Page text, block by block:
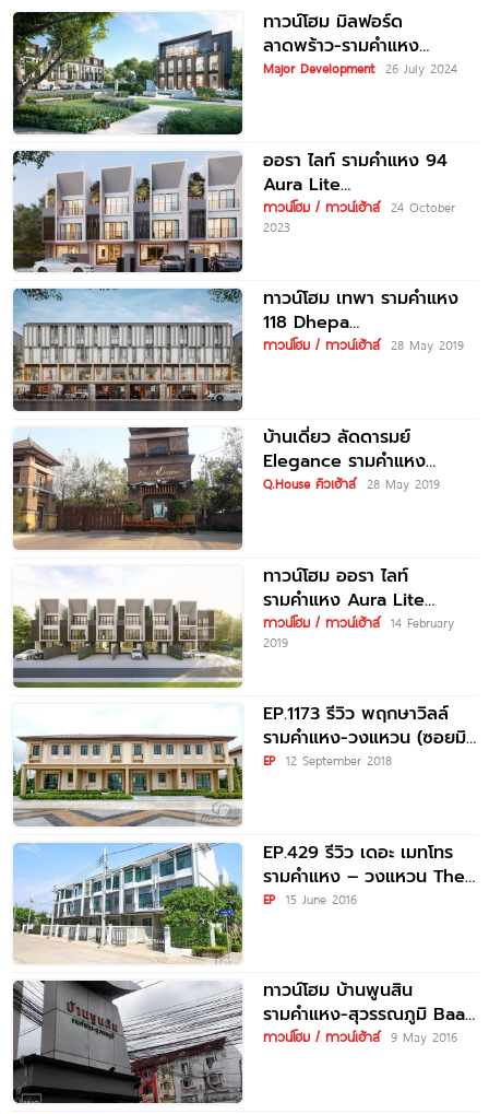
ทาวน์โฮม มิลฟอร์ด
ลาดพร้าว-รามคำแหง
MILDFORD Ladprao-
Major Development 26 July 2024
ออรา ไลท์ รามคำแหง 94
Aura Lite
Ramkhamhaeng 94 ทาวน์
โฮมสไตล์โมเดิร์น ใกล้รถไฟฟ้า
ทาวน์โฮม / ทาวน์เฮ้าส์ 24 October
2023
ทาวน์โฮม เทพา รามคำแหง
118 Dhepa
Ramkhamhaeng 118
ทาวน์โฮม / ทาวน์เฮ้าส์ 28 May 2019
บ้านเดี่ยว ลัดดารมย์
Elegance รามคำแหง
Laddarom Elegance
Q.House คิวเฮ้าส์ 28 May 2019
ทาวน์โฮม ออรา ไลท์
รามคำแหง Aura Lite
Ramkhamhaeng
ทาวน์โฮม / ทาวน์เฮ้าส์ 14 February
2019
EP.1173 รีวิว พฤกษาวิลล์
รามคำแหง-วงแหวน (ซอยมิส
ทีน) ทาวน์โฮม 2 ชั้น ราคาเริ่ม
EP 12 September 2018
EP.429 รีวิว เดอะ เมทโทร
รามคำแหง – วงแหวน The
Metro RamKhamHaeng
EP 15 June 2016
ทาวน์โฮม บ้านพูนสิน
รามคำแหง-สุวรรณภูมิ Baan
Poonsin
ทาวน์โฮม / ทาวน์เฮ้าส์ 9 May 2016